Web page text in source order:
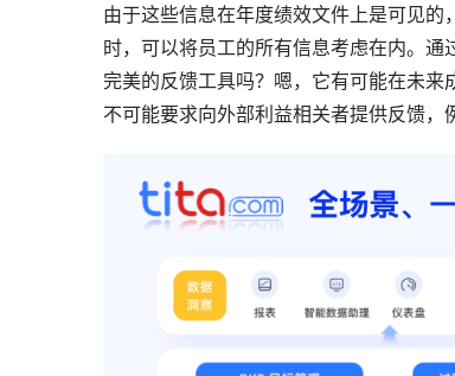
由于这些信息在年度绩效文件上是可见
时，可以将员工的所有信息考虑在内。
完美的反馈工具吗？嗯，它有可能在未
不可能要求向外部利益相关者提供反馈，